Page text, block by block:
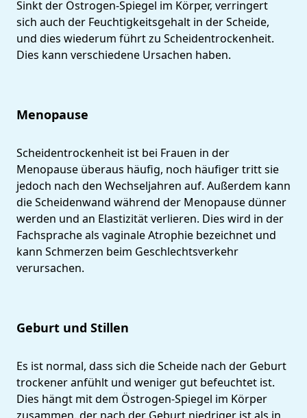
Sinkt der Östrogen-Spiegel im Körper, verringert
sich auch der Feuchtigkeitsgehalt in der Scheide,
und dies wiederum führt zu Scheidentrockenheit.
Dies kann verschiedene Ursachen haben.
Menopause
Scheidentrockenheit ist bei Frauen in der
Menopause überaus häufig, noch häufiger tritt sie
jedoch nach den Wechseljahren auf. Außerdem kann
die Scheidenwand während der Menopause dünner
werden und an Elastizität verlieren. Dies wird in der
Fachsprache als vaginale Atrophie bezeichnet und
kann Schmerzen beim Geschlechtsverkehr
verursachen.
Geburt und Stillen
Es ist normal, dass sich die Scheide nach der Geburt
trockener anfühlt und weniger gut befeuchtet ist.
Dies hängt mit dem Östrogen-Spiegel im Körper